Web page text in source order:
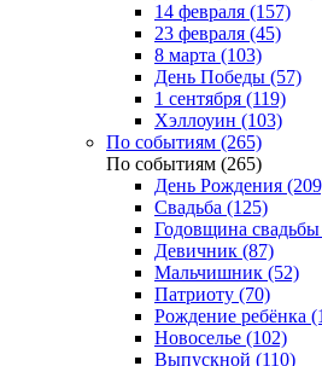
14 февраля (157)
23 февраля (45)
8 марта (103)
День Победы (57)
1 сентября (119)
Хэллоуин (103)
По событиям (265)
По событиям (265)
День Рождения
Свадьба (125)
Годовщина
Девичник (87)
Мальчишник (52)
Патриоту (70)
Рождение ребёнка
Новоселье (102)
Выпускной (110)